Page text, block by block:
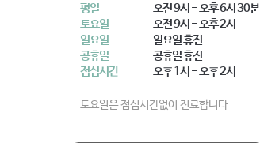
평일
오전 9시 - 오후 6시 30분
토요일
오전 9시 - 오후 2시
일요일
일요일 휴진
공휴일
공휴일 휴진
점심시간
오후 1시 - 오후 2시
토요일은 점심시간없이 진료합니다